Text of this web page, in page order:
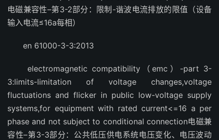
电磁兼容性–第3-2部分：限制-谐波电流排放的限值（设备
输入电流≤16a每相）
en 61000-3-3:2013
electromagnetic compatibility（emc）-part 3-
3:limits-limitation of voltage changes,voltage
fluctuations and flicker in public low-voltage supply
systems,for equipment with rated current<=16 a per
phase and not subject to conditional connection电磁兼
容性–第3-3部分：公共低压供电系统电压变化、电压波动